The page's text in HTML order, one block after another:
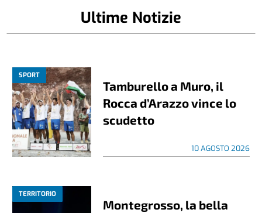
Ultime Notizie
SPORT
Tamburello a Muro, il
Rocca d’Arazzo vince lo
scudetto
10 AGOSTO 2026
TERRITORIO
Montegrosso, la bella